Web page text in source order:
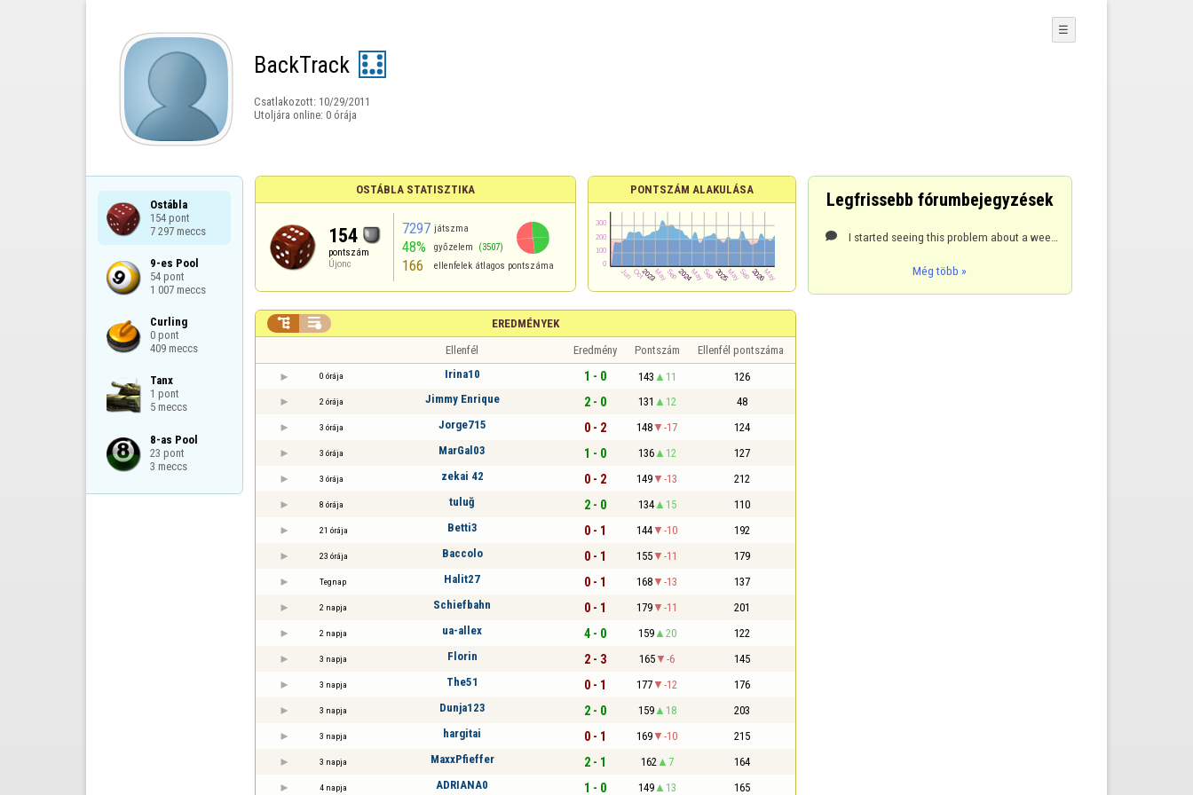
BackTrack
Csatlakozott: 10/29/2011
Utoljára online: 0 órája
☰
Ostábla
154 pont
7 297 meccs
9-es Pool
54 pont
1 007 meccs
Curling
0 pont
409 meccs
Tanx
1 pont
5 meccs
8-as Pool
23 pont
3 meccs
OSTÁBLA STATISZTIKA
154
pontszám
Újonc
7297 játszma
48% győzelem (3507)
166 ellenfelek átlagos pontszáma
PONTSZÁM ALAKULÁSA
EREDMÉNYEK
 
Ellenfél Eredmény Pontszám Ellenfél pontszáma
0 órája Irina10 1 - 0 143 11 126
2 órája Jimmy Enrique 2 - 0 131 12 48
3 órája Jorge715 0 - 2 148 -17 124
3 órája MarGal03 1 - 0 136 12 127
3 órája zekai 42 0 - 2 149 -13 212
8 órája tuluğ 2 - 0 134 15 110
21 órája Betti3 0 - 1 144 -10 192
23 órája Baccolo 0 - 1 155 -11 179
Tegnap Halit27 0 - 1 168 -13 137
2 napja Schiefbahn 0 - 1 179 -11 201
2 napja ua-allex 4 - 0 159 20 122
3 napja Florin 2 - 3 165 -6 145
3 napja The51 0 - 1 177 -12 176
3 napja Dunja123 2 - 0 159 18 203
3 napja hargitai 0 - 1 169 -10 215
3 napja MaxxPfieffer 2 - 1 162 7 164
4 napja ADRIANA0 1 - 0 149 13 165
Legfrissebb fórumbejegyzések

Még több »